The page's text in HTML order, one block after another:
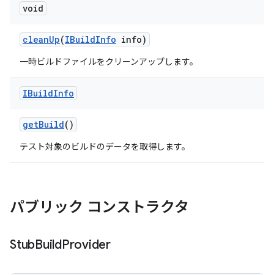
void
cleanUp(IBuildInfo info)
一時ビルドファイルをクリーンアップします。
IBuildInfo
getBuild()
テスト対象のビルドのデータを取得します。
パブリック コンストラクタ
StubBuildProvider